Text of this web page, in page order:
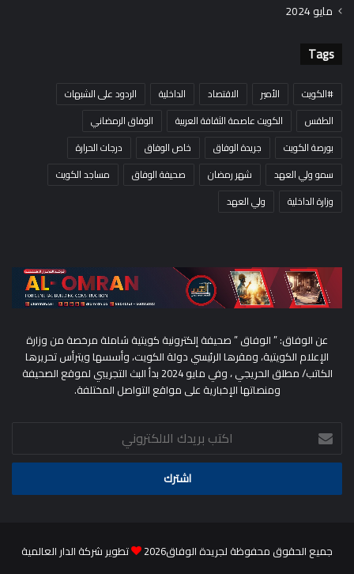
مايو 2024
Tags
#الكويت الأمير الاقتصاد الداخلية
الردود على الشبهات
الطقس
الكويت عاصمة الثقافة العربية
الوفاق الرمضاني
بورصة الكويت
جريدة الوفاق خاص الوفاق
درجات الحرارة
سمو ولي العهد
شهر رمضان صحيفة الوفاق
مساجد الكويت
وزارة الداخلية
ولي العهد
عن الوفاق: ” الوفاق ” صحيفة إلكترونية كويتية شاملة مرخصة من وزارة
الإعلام الكويتية، ومقرها الرئيسي دولة الكويت، وأسسها ويترأس تحريرها
الكاتب/ مطلق الحريجي ، وفي مايو 2024 بدأ البث التجريبي لموقع الصحيفة
ومنصاتها الإخبارية على مواقع التواصل المختلفة.
اكتب
بريدك
الالكتروني
جميع الحقوق محفوظة لجريدة الوفاق2026 تطوير شركة الدار العالمية